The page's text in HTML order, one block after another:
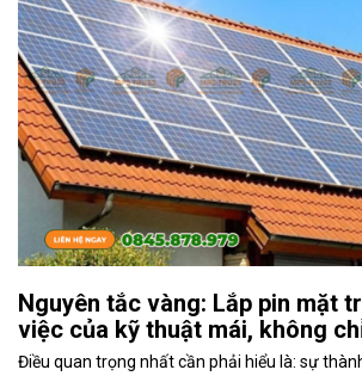
Nguyên tắc vàng: Lắp pin mặt
việc của kỹ thuật mái, không
Điều quan trọng nhất cần phải hiểu là: sự